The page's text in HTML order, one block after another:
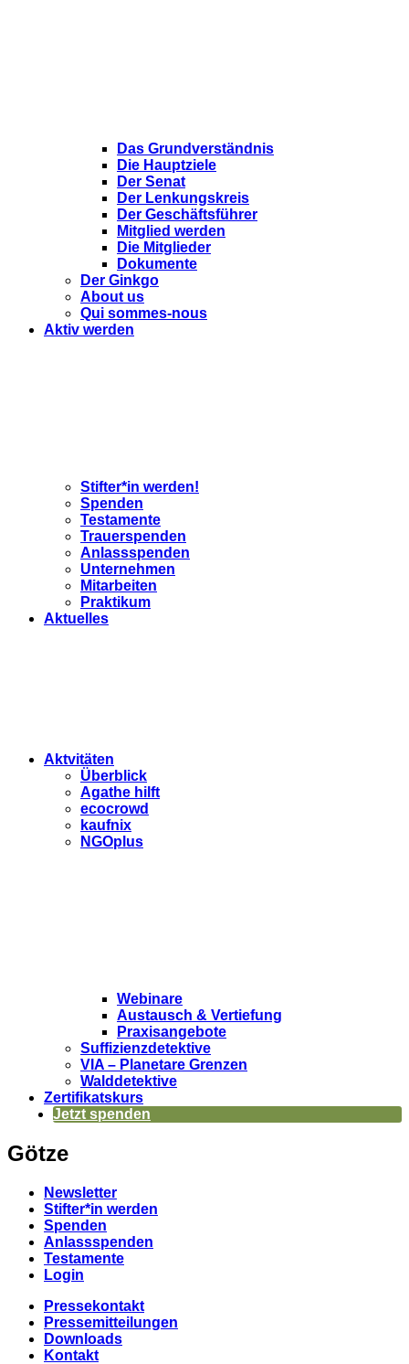
Das Grundverständnis
Die Hauptziele
Der Senat
Der Lenkungskreis
Der Geschäftsführer
Mitglied werden
Die Mitglieder
Dokumente
Der Ginkgo
About us
Qui sommes-nous
Aktiv werden
Stifter*in werden!
Spenden
Testamente
Trauerspenden
Anlassspenden
Unternehmen
Mitarbeiten
Praktikum
Aktuelles
Aktvitäten
Überblick
Agathe hilft
ecocrowd
kaufnix
NGOplus
Webinare
Austausch & Vertiefung
Praxisangebote
Suffizienzdetektive
VIA – Planetare Grenzen
Walddetektive
Zertifikatskurs
Jetzt spenden
Götze
Newsletter
Stifter*in werden
Spenden
Anlassspenden
Testamente
Login
Pressekontakt
Pressemitteilungen
Downloads
Kontakt